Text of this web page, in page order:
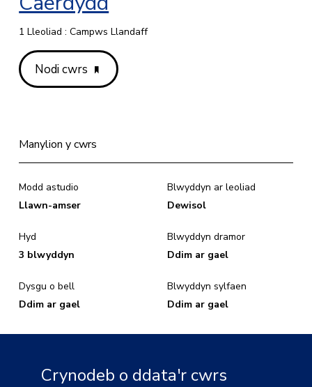
1 Lleoliad : Campws Llandaff
Nodi cwrs
Manylion y cwrs
Modd astudio
Llawn-amser
Hyd
3 blwyddyn
Dysgu o bell
Ddim ar gael
Blwyddyn ar leoliad
Dewisol
Blwyddyn dramor
Ddim ar gael
Blwyddyn sylfaen
Ddim ar gael
Crynodeb o ddata'r cwrs